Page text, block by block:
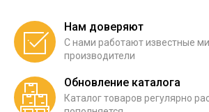
Нам доверяют
С нами работают известные
производители
Обновление каталога
Каталог товаров регулярно